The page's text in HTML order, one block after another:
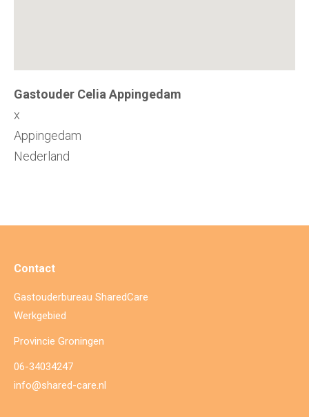
Gastouder Celia Appingedam
x
Appingedam
Nederland
Contact
Gastouderbureau SharedCare
Werkgebied
Provincie Groningen
06-34034247
info@shared-care.nl